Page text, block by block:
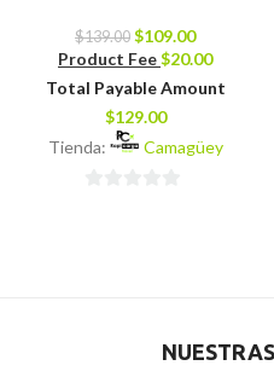
$139.00 $109.00
Product Fee$20.00
Total Payable Amount
$129.00
Tienda:
Camagüey